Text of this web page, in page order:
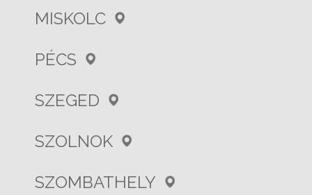
MISKOLC
PÉCS
SZEGED
SZOLNOK
SZOMBATHELY